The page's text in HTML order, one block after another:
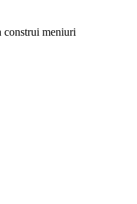
construi meniuri